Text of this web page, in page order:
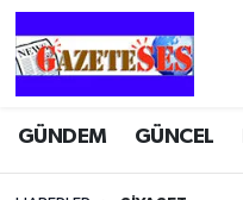
GÜNDEM GÜNCEL